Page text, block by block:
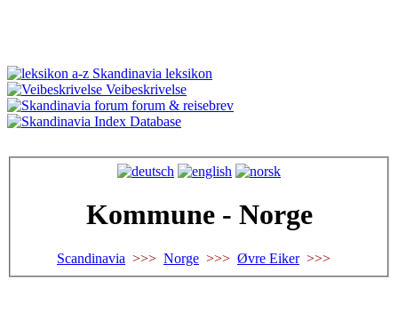
Skandinavia leksikon
Veibeskrivelse
forum & reisebrev
Database
Kommune - Norge
Scandinavia >>> Norge >>> Øvre Eiker